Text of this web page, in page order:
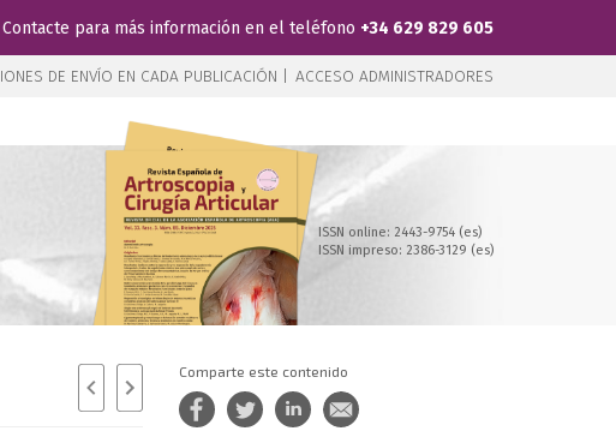
Contacte para más información en el teléfono +34 629 829 605
DE ENVÍO EN CADA PUBLICACIÓN | ACCESO ADMINISTRADORES
ISSN online: 2443-9754 (es)
ISSN impreso: 2386-3129 (es)
Comparte este contenido